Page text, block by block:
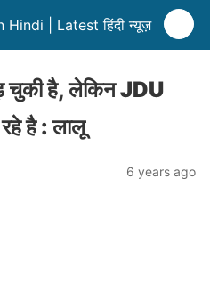
| Latest हिंदी न्यूज़
चुकी है, लेकिन JDU
रहे है : लालू
6 years ago